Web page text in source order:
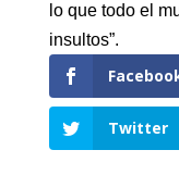
lo que todo el
insultos”.
Twitter